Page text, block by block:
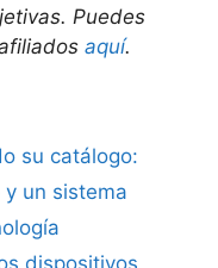
Puedes
aquí.
su catálogo:
un sistema
dispositivos